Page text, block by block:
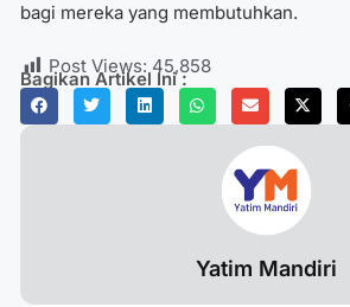
bagi mereka yang membutuhkan.
Post Views: 45,858
Bagikan Artikel Ini :
Yatim Mandiri